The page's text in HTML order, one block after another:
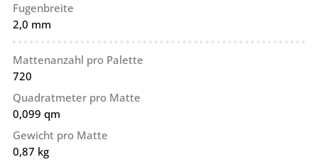
Fugenbreite
2,0 mm
Mattenanzahl pro Palette
720
Quadratmeter pro Matte
0,099 qm
Gewicht pro Matte
0,87 kg